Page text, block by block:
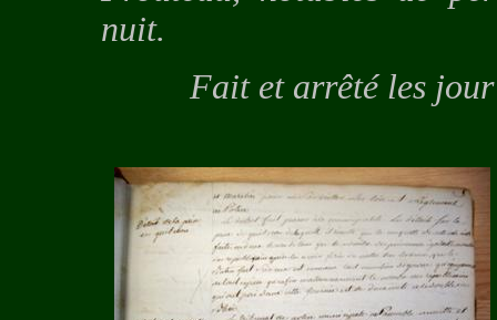
nuit.
Fait et arrêté les jour